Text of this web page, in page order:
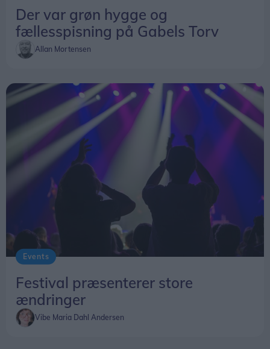
Der var grøn hygge og
fællesspisning på Gabels Torv
Allan Mortensen
Events
Festival præsenterer store
ændringer
Vibe Maria Dahl Andersen